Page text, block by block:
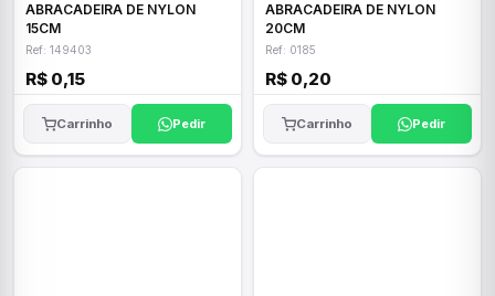
ABRACADEIRA DE NYLON
15CM
Ref: 149403
R$ 0,15
Carrinho Pedir
ABRACADEIRA DE NYLON
20CM
Ref: 0185
R$ 0,20
Carrinho Pedir